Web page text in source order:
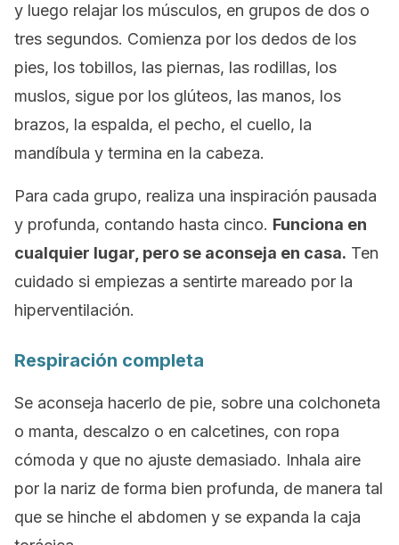
y luego relajar los músculos, en grupos de dos o
tres segundos. Comienza por los dedos de los
pies, los tobillos, las piernas, las rodillas, los
muslos, sigue por los glúteos, las manos, los
brazos, la espalda, el pecho, el cuello, la
mandíbula y termina en la cabeza.
Para cada grupo, realiza una inspiración pausada
y profunda, contando hasta cinco. Funciona en
cualquier lugar, pero se aconseja en casa. Ten
cuidado si empiezas a sentirte mareado por la
hiperventilación.
Respiración completa
Se aconseja hacerlo de pie, sobre una colchoneta
o manta, descalzo o en calcetines, con ropa
cómoda y que no ajuste demasiado. Inhala aire
por la nariz de forma bien profunda, de manera tal
que se hinche el abdomen y se expanda la caja